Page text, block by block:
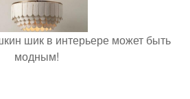
шик в интерьере может быть
модным!